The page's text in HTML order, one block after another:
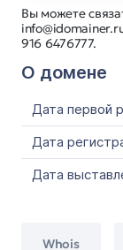
Вы можете
916 6476777.
О домене
Дата первой
Дата
Дата
Whois